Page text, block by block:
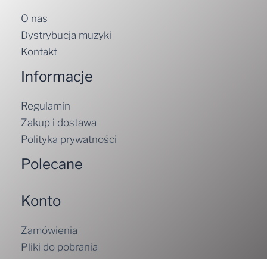
O nas
Dystrybucja muzyki
Kontakt
Informacje
Regulamin
Zakup i dostawa
Polityka prywatności
Polecane
Konto
Zamówienia
Pliki do pobrania